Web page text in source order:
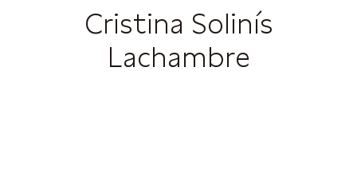
Nuestras capacidades
Cristina Solinís
Lachambre